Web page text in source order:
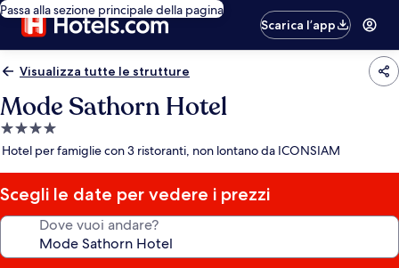
Passa alla sezione principale della pagina
Scarica l’app
Visualizza tutte le strutture
Mode Sathorn Hotel
Struttura
a
stelle
Hotel per famiglie con 3 ristoranti, non lontano da ICONSIAM
Scegli le date per vedere i prezzi
Dove vuoi andare?